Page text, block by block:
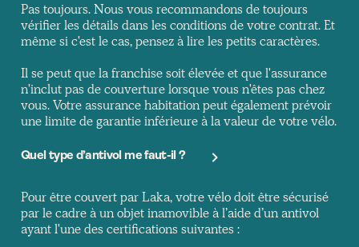
Pas toujours. Nous vous recommandons de toujours
vérifier les détails dans les conditions de votre contrat. Et
même si c'est le cas, pensez à lire les petits caractères.
Il se peut que la franchise soit élevée et que l'assurance
n'inclut pas de couverture lorsque vous n'êtes pas chez
vous. Votre assurance habitation peut également prévoir
une limite de garantie inférieure à la valeur de votre vélo.
Quel type d’antivol me faut-il ?
Pour être couvert par Laka, votre vélo doit être sécurisé
par le cadre à un objet inamovible à l’aide d’un antivol
ayant l'une des certifications suivantes :